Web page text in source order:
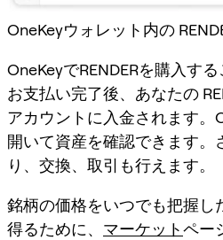
OneKeyウォレット内の
OneKeyでRENDERを購入す
お支払い完了後、あなたの
アカウントに入金されます。
開いて資産を確認できます。
り、交換、取引も行えます。
銘柄の価格をいつでも把握し
得るために、 マーケットペー